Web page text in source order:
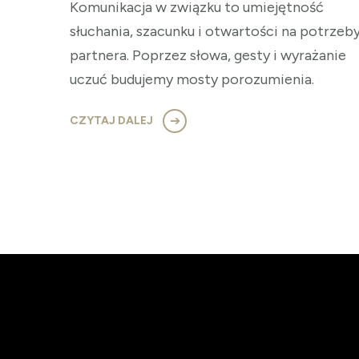
Komunikacja w związku to umiejętność
słuchania, szacunku i otwartości na
partnera. Poprzez słowa, gesty i wyrażanie
uczuć budujemy mosty porozumienia.
CZYTAJ DALEJ